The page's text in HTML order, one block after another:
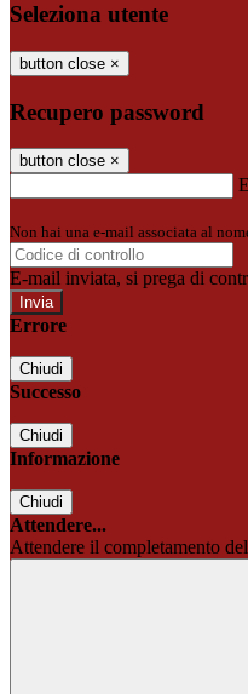
Seleziona utente
button close ×
Recupero password
button close ×
Non hai una e-mail associata al
E-mail inviata, si prega di
Errore
Chiudi
Successo
Chiudi
Informazione
Chiudi
Attendere...
Attendere il completamento